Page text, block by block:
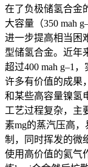
在了负极储氢合金
大容量（350 mah
进一步提高相当困
型储氢合金。近年
超过400 mah g–1
许多有价值的成果
和某些高容量镍氢
工艺过程复杂，主
素mg的蒸汽压高
制，同时挥发的微
使用高价值的氦气